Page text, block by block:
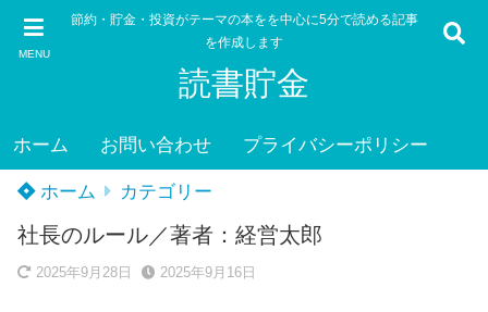
MENU
節約・貯金・投資がテーマの本をを中心に5分で読める記事
を作成します
読書貯金
ホーム お問い合わせ プライバシーポリシー
ホーム カテゴリー
社長のルール／著者：経営太郎
2025年9月28日 2025年9月16日